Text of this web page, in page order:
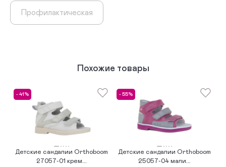
Профилактическая
Похожие товары
- 41%
Детские сандалии Orthoboom
27057-01 крем...
- 55%
Детские сандалии Orthoboom
25057-04 мали...